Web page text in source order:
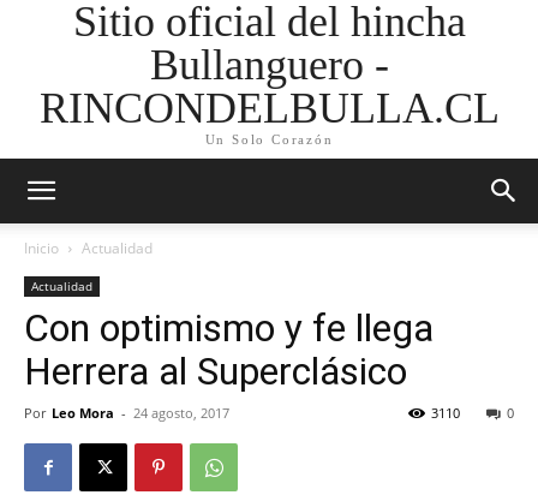
Sitio oficial del hincha
Bullanguero -
RINCONDELBULLA.CL
Un Solo Corazón
Inicio Actualidad
Actualidad
Con optimismo y fe llega
Herrera al Superclásico
Por Leo Mora - 24 agosto, 2017 0
3110